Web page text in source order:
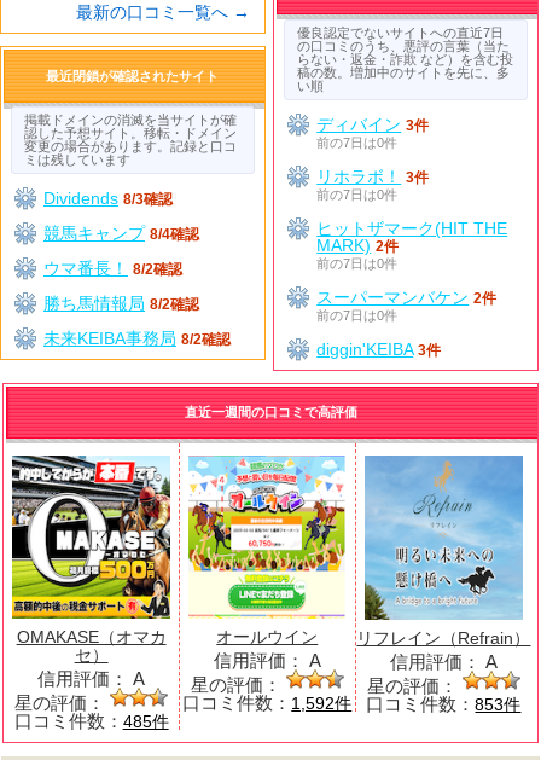
最新の口コミ一覧へ →
優良認定でないサイトへの直近7日
の口コミのうち、悪評の言葉（当た
らない・返金・詐欺 など）を含む投
稿の数。増加中のサイトを先に、多
い順
ディバイン 3件
前の7日は0件
リホラボ！
3件
前の7日は0件
ヒットザマーク(HIT THE
MARK) 2件
前の7日は0件
スーパーマンバケン 2件
前の7日は0件
diggin'KEIBA 3件
最近閉鎖が確認されたサイト
掲載ドメインの消滅を当サイトが確
認した予想サイト。移転・ドメイン
変更の場合があります。記録と口コ
ミは残しています
Dividends 8/3確認
競馬キャンプ 8/4確認
ウマ番長！ 8/2確認
勝ち馬情報局 8/2確認
未来KEIBA事務局 8/2確認
直近一週間の口コミで高評価
OMAKASE（オマカ
セ）
信用評価： A
星の評価：
口コミ件数： 485件
オールウイン
信用評価： A
星の評価：
口コミ件数： 1,592件
リフレイン（Refrain）
信用評価： A
星の評価：
口コミ件数：853件